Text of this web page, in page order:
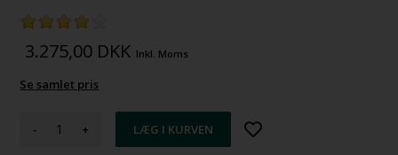
3.275,00 DKK Inkl. Moms
Se samlet pris
- +